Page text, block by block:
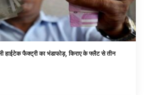
हाईटेक फैक्ट्री का भंडाफोड़, किराए के फ्लैट से तीन